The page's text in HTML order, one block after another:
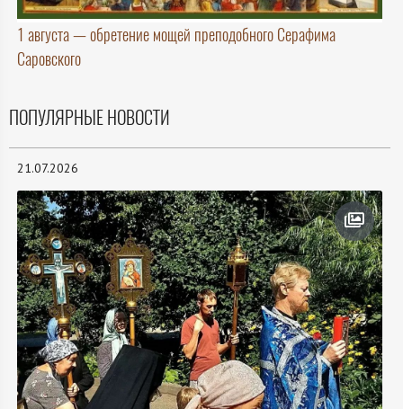
1 августа — обретение мощей преподобного Серафима
Саровского
ПОПУЛЯРНЫЕ НОВОСТИ
21.07.2026